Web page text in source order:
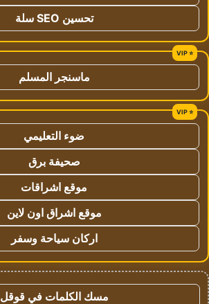
تحسين SEO سلة
ماسنجر المسلم
ضوء التعليمي
صحيفة برق
موقع اشراقات
موقع اشراق اون لاين
اركان سياحة وسفر
مسك الكلمات في قوقل